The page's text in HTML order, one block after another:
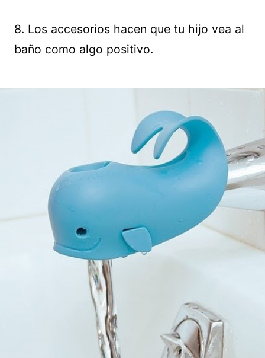
8. Los accesorios hacen que tu hijo vea al
baño como algo positivo.